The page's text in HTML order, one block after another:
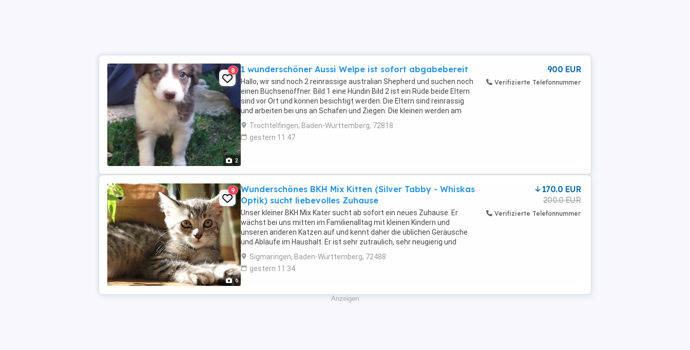
2
8 1 wunderschöner Aussi Welpe ist sofort abgabebereit
Hallo, wir sind noch 2 reinrassige australian Shepherd und suchen noch
einen Büchsenöffner. Bild 1 eine Hündin Bild 2 ist ein Rüde beide Eltern
sind vor Ort und können besichtigt werden. Die Eltern sind reinrassig
und arbeiten bei uns an Schafen und Ziegen. Die kleinen werden am
24.7 geimpft ...
Trochtelfingen, Baden-Württemberg, 72818
gestern 11:47
900 EUR
Verifizierte Telefonnummer
6
9
Wunderschönes BKH Mix Kitten (Silver Tabby - Whiskas
Optik) sucht liebevolles Zuhause
Unser kleiner BKH Mix Kater sucht ab sofort ein neues Zuhause. Er
wächst bei uns mitten im Familienalltag mit kleinen Kindern und
unseren anderen Katzen auf und kennt daher die üblichen Geräusche
und Abläufe im Haushalt. Er ist sehr zutraulich, sehr neugierig und
verspielt. Besonders gerne ist er am ...
Sigmaringen, Baden-Württemberg, 72488
gestern 11:34
170.0 EUR
200.0 EUR
Verifizierte Telefonnummer
Anzeigen